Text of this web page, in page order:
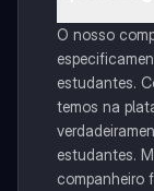
O nosso
estudantes.
temos na
estudantes.
companheiro